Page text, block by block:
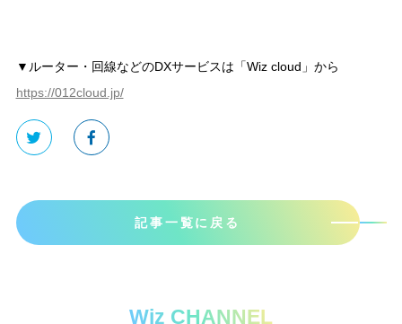
▼ルーター・回線などのDXサービスは「Wiz cloud」から
https://012cloud.jp/
記事一覧に戻る
Wiz CHANNEL